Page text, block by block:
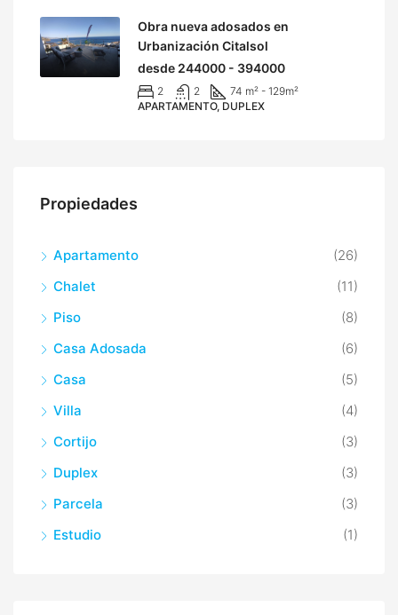
Obra nueva adosados en
Urbanización Citalsol
desde 244000 - 394000
2 2 74 m² - 129m²
APARTAMENTO, DUPLEX
Propiedades
Apartamento
(26)
Chalet
(11)
Piso
(8)
Casa Adosada
(6)
Casa
(5)
Villa
(4)
Cortijo
(3)
Duplex
(3)
Parcela
(3)
Estudio
(1)